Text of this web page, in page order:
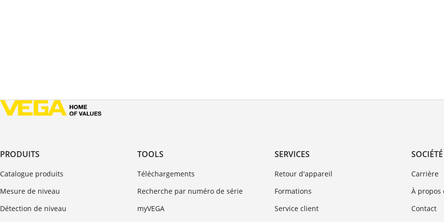
PRODUITS
Catalogue produits
Mesure de niveau
Détection de niveau
TOOLS
Téléchargements
Recherche par numéro de série
myVEGA
SERVICES
Retour d'appareil
Formations
Service client
SOCIÉTÉ
Carrière
À propos
Contact